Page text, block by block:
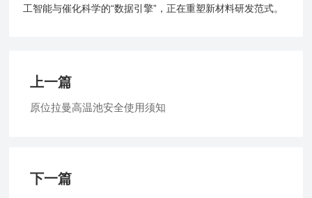
工智能与催化科学的“数据引擎”，正在重塑新材料研发范式。
上一篇
原位拉曼高温池安全使用须知
下一篇